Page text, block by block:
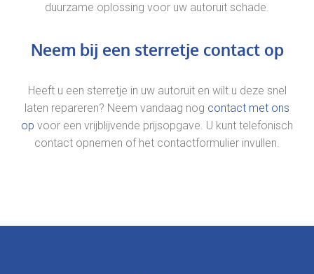
duurzame oplossing voor uw autoruit schade.
Neem bij een sterretje contact op
Heeft u een sterretje in uw autoruit en wilt u deze snel
laten repareren? Neem vandaag nog contact met ons
op voor een vrijblijvende prijsopgave. U kunt telefonisch
contact opnemen of het contactformulier invullen.